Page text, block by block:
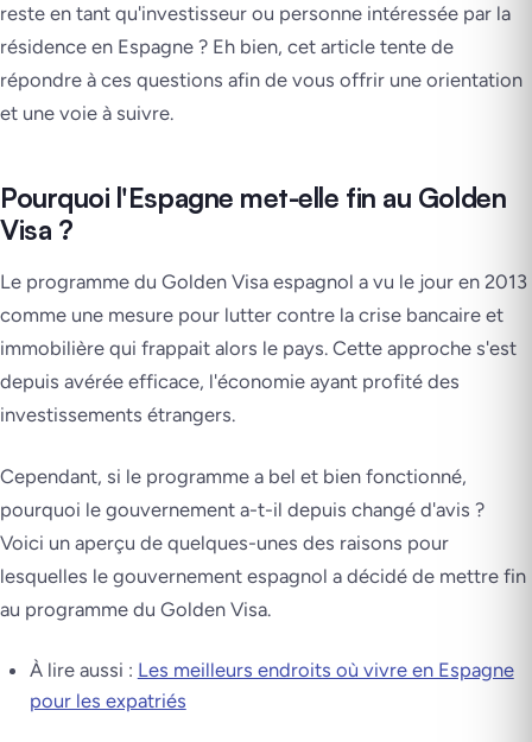
reste en tant qu'investisseur ou personne intéressée par la
résidence en Espagne ? Eh bien, cet article tente de
répondre à ces questions afin de vous offrir une orientation
et une voie à suivre.
Pourquoi l'Espagne met-elle fin au Golden
Visa ?
Le programme du Golden Visa espagnol a vu le jour en 2013
comme une mesure pour lutter contre la crise bancaire et
immobilière qui frappait alors le pays. Cette approche s'est
depuis avérée efficace, l'économie ayant profité des
investissements étrangers.
Cependant, si le programme a bel et bien fonctionné,
pourquoi le gouvernement a-t-il depuis changé d'avis ?
Voici un aperçu de quelques-unes des raisons pour
lesquelles le gouvernement espagnol a décidé de mettre fin
au programme du Golden Visa.
À lire aussi : Les meilleurs endroits où vivre en Espagne
pour les expatriés